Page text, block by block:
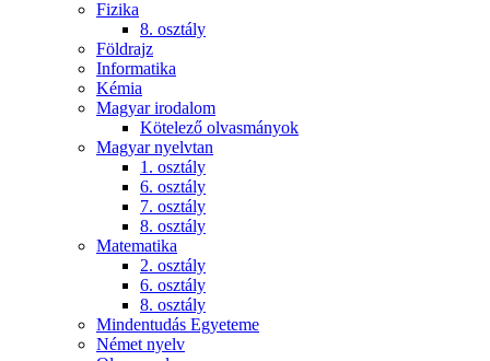
Fizika
8. osztály
Földrajz
Informatika
Kémia
Magyar irodalom
Kötelező olvasmányok
Magyar nyelvtan
1. osztály
6. osztály
7. osztály
8. osztály
Matematika
2. osztály
6. osztály
8. osztály
Mindentudás Egyeteme
Német nyelv